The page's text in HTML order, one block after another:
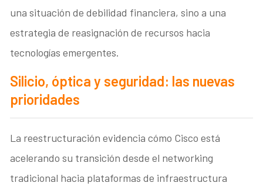
una situación de debilidad financiera, sino a una
estrategia de reasignación de recursos hacia
tecnologías emergentes.
Silicio, óptica y seguridad: las nuevas
prioridades
La reestructuración evidencia cómo Cisco está
acelerando su transición desde el networking
tradicional hacia plataformas de infraestructura